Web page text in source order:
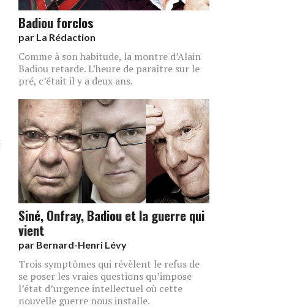
Badiou forclos
par La Rédaction
Comme à son habitude, la montre d’Alain
Badiou retarde. L’heure de paraître sur le
pré, c’était il y a deux ans.
Siné, Onfray, Badiou et la guerre qui
vient
par Bernard-Henri Lévy
Trois symptômes qui révèlent le refus de
se poser les vraies questions qu’impose
l’état d’urgence intellectuel où cette
nouvelle guerre nous installe.